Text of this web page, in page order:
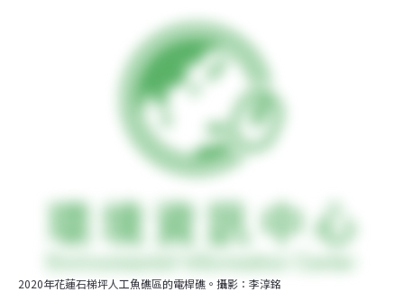
2020年花蓮石梯坪人工魚礁區的電桿礁。攝影：李淳銘